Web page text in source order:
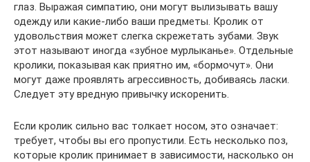
глаз. Выражая симпатию, они могут вылизывать вашу
одежду или какие-либо ваши предметы. Кролик от
удовольствия может слегка скрежетать зубами. Звук
этот называют иногда «зубное мурлыканье». Отдельные
кролики, показывая как приятно им, «бормочут». Они
могут даже проявлять агрессивность, добиваясь ласки.
Следует эту вредную привычку искоренить.
Если кролик сильно вас толкает носом, это означает:
требует, чтобы вы его пропустили. Есть несколько поз,
которые кролик принимает в зависимости, насколько он